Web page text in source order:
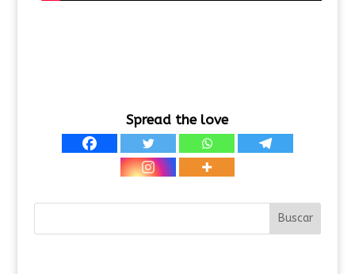
Spread the love